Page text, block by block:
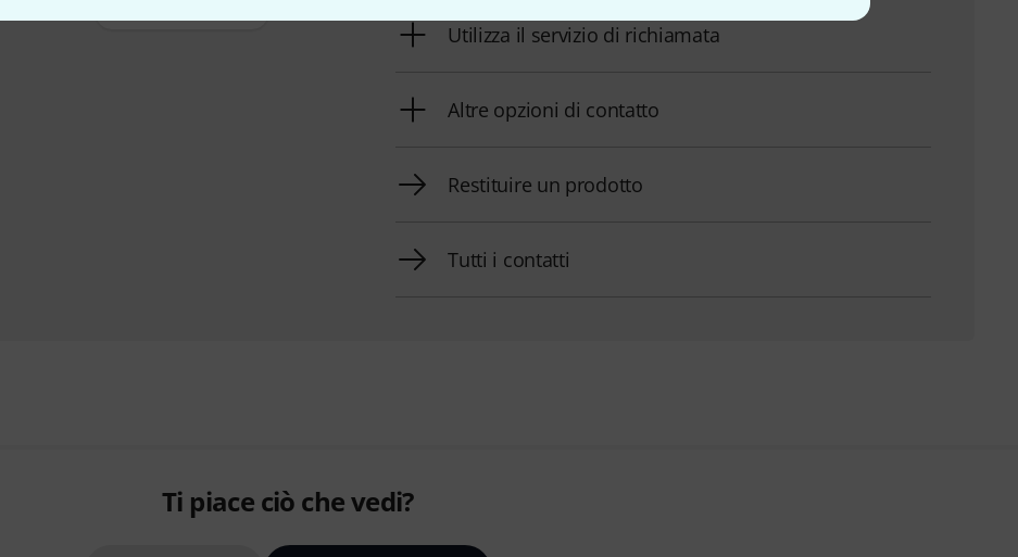
Utilizza il servizio di richiamata
Altre opzioni di contatto
Restituire un prodotto
Tutti i contatti
Ti piace ciò che vedi?